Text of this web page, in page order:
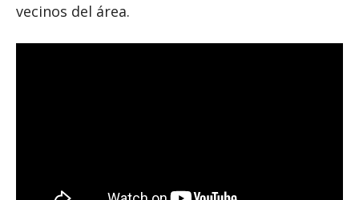
vecinos del área.